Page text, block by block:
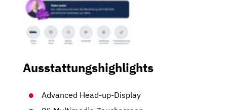
Ausstattungshighlights
Advanced Head-up-Display